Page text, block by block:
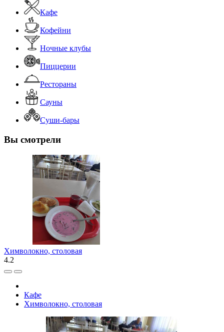
Кафе
Кофейни
Ночные клубы
Пиццерии
Рестораны
Сауны
Суши-бары
Вы смотрели
Химволокно, столовая
4.2
Кафе
Химволокно, столовая